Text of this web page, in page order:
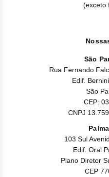
(exceto
São
Rua Fernando
Edif.
São
CEP:
CNPJ
103 Sul
Edif. Oral
Plano Diretor
CEP